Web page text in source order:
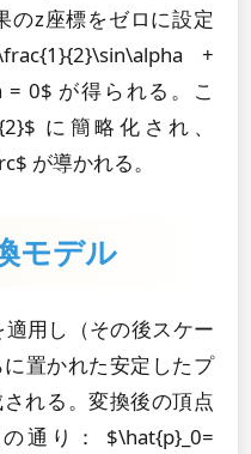
のz座標をゼロに設定
+
= 0$ が得られる。こ
に簡略化され、
が導かれる。
モデル
用し（その後スケー
置かれた安定したプ
れる。変換後の頂点
通り： $\hat{p}_0=